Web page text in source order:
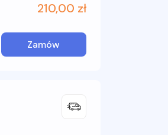
210,00 zł
Zamów